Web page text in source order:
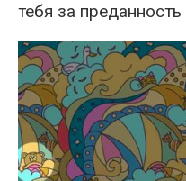
тебя за